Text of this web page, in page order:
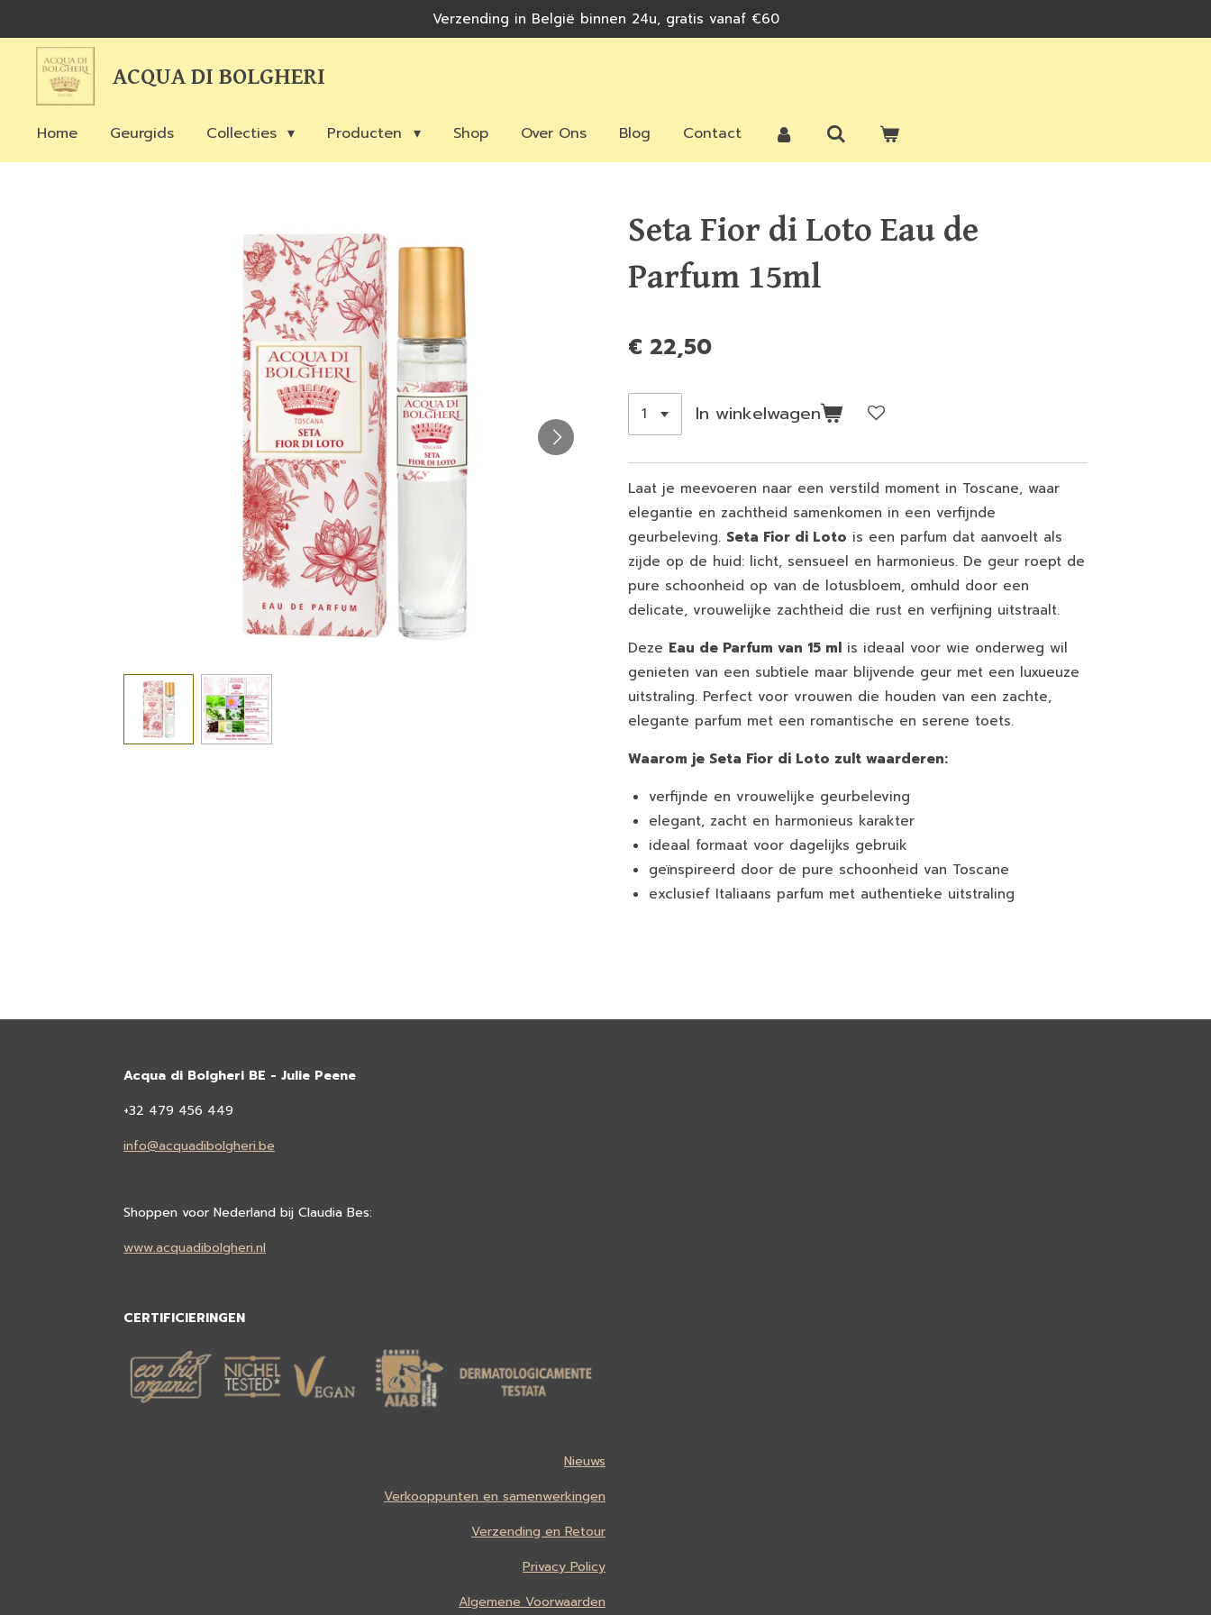
direct
Verzending in België binnen 24u, gratis vanaf €60
ACQUA DI BOLGHERI
Home Geurgids Collecties Producten Shop Over Ons Blog Contact
Seta Fior di Loto Eau de
Parfum 15ml
€ 22,50
In winkelwagen
Laat je meevoeren naar een verstild moment in Toscane, waar
elegantie en zachtheid samenkomen in een verfijnde
geurbeleving. Seta Fior di Loto is een parfum dat aanvoelt als
zijde op de huid: licht, sensueel en harmonieus. De geur roept de
pure schoonheid op van de lotusbloem, omhuld door een
delicate, vrouwelijke zachtheid die rust en verfijning uitstraalt.
Deze Eau de Parfum van 15 ml is ideaal voor wie onderweg wil
genieten van een subtiele maar blijvende geur met een luxueuze
uitstraling. Perfect voor vrouwen die houden van een zachte,
elegante parfum met een romantische en serene toets.
Waarom je Seta Fior di Loto zult waarderen:
verfijnde en vrouwelijke geurbeleving
elegant, zacht en harmonieus karakter
ideaal formaat voor dagelijks gebruik
geïnspireerd door de pure schoonheid van Toscane
exclusief Italiaans parfum met authentieke uitstraling
Acqua di Bolgheri BE - Julie Peene
+32 479 456 449
info@acquadibolgheri.be
Shoppen voor Nederland bij Claudia Bes:
www.acquadibolgheri.nl
CERTIFICIERINGEN
Nieuws
Verkooppunten en samenwerkingen
Verzending en Retour
Privacy Policy
Algemene Voorwaarden